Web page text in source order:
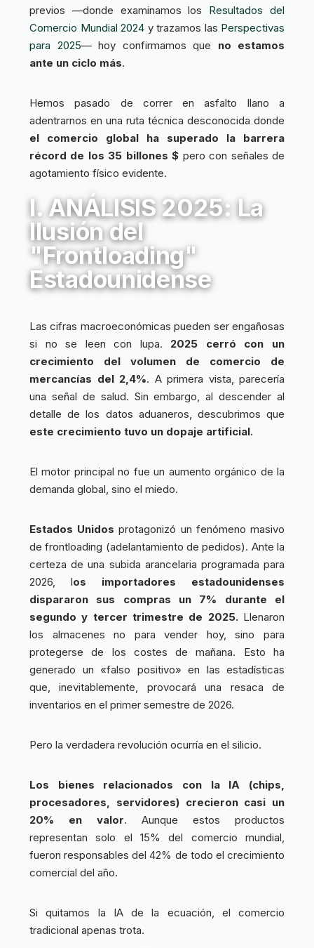
previos —donde examinamos los Resultados del
Comercio Mundial 2024 y trazamos las Perspectivas
para 2025— hoy confirmamos que no estamos
ante un ciclo más.
Hemos pasado de correr en asfalto llano a
adentrarnos en una ruta técnica desconocida donde
el comercio global ha superado la barrera
récord de los 35 billones $ pero con señales de
agotamiento físico evidente.
I. ANÁLISIS 2025: La
Ilusión del
"Frontloading"
Estadounidense
Las cifras macroeconómicas pueden ser engañosas
si no se leen con lupa. 2025 cerró con un
crecimiento del volumen de comercio de
mercancías del 2,4%. A primera vista, parecería
una señal de salud. Sin embargo, al descender al
detalle de los datos aduaneros, descubrimos que
este crecimiento tuvo un dopaje artificial.
El motor principal no fue un aumento orgánico de la
demanda global, sino el miedo.
Estados Unidos protagonizó un fenómeno masivo
de frontloading (adelantamiento de pedidos). Ante la
certeza de una subida arancelaria programada para
2026, los importadores estadounidenses
dispararon sus compras un 7% durante el
segundo y tercer trimestre de 2025.Llenaron
los almacenes no para vender hoy, sino para
protegerse de los costes de mañana. Esto ha
generado un «falso positivo» en las estadísticas
que, inevitablemente, provocará una resaca de
inventarios en el primer semestre de 2026.
Pero la verdadera revolución ocurría en el silicio.
Los bienes relacionados con la IA (chips,
procesadores, servidores) crecieron casi un
20% en valor. Aunque estos productos
representan solo el 15% del comercio mundial,
fueron responsables del 42% de todo el crecimiento
comercial del año.
Si quitamos la IA de la ecuación, el comercio
tradicional apenas trota.